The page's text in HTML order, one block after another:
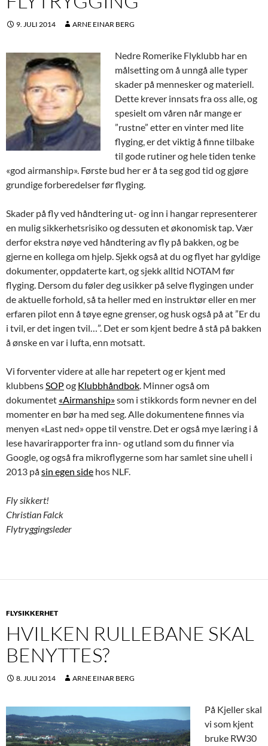
9. JULI 2014 ARNE EINAR BERG
Nedre Romerike Flyklubb har en
målsetting om å unngå alle typer
skader på mennesker og materiell.
Dette krever innsats fra oss alle, og
spesielt om våren når mange er
”rustne” etter en vinter med lite
flyging, er det viktig å finne tilbake
til gode rutiner og hele tiden tenke
«god airmanship». Første bud her er å ta seg god tid og gjøre
grundige forberedelser før flyging.
Skader på fly ved håndtering ut- og inn i hangar representerer
en mulig sikkerhetsrisiko og dessuten et økonomisk tap. Vær
derfor ekstra nøye ved håndtering av fly på bakken, og be
gjerne en kollega om hjelp. Sjekk også at du og flyet har gyldige
dokumenter, oppdaterte kart, og sjekk alltid NOTAM før
flyging. Dersom du føler deg usikker på selve flygingen under
de aktuelle forhold, så ta heller med en instruktør eller en mer
erfaren pilot enn å tøye egne grenser, og husk også på at ”Er du
i tvil, er det ingen tvil…”. Det er som kjent bedre å stå på bakken
å ønske en var i lufta, enn motsatt.
Vi forventer videre at alle har repetert og er kjent med
klubbensSOPog Klubbhåndbok. Minner også om
dokumentet «Airmanship»som i stikkords form nevner en del
momenter en bør ha med seg. Alle dokumentene finnes via
menyen «Last ned» oppe til venstre. Det er også mye læring i å
lese havarirapporter fra inn- og utland som du finner via
Google, og også fra mikroflygerne som har samlet sine uhell i
2013 påsin egen side hos NLF.
Fly sikkert!
Christian Falck
Flytryggingsleder
FLYSIKKERHET
HVILKEN RULLEBANE SKAL
BENYTTES?
8. JULI 2014 ARNE EINAR BERG
På Kjeller skal
vi som kjent
bruke RW30